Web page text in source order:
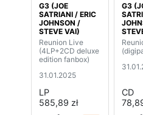
G3 (JOE
SATRIANI / ERIC
JOHNSON /
STEVE VAI)
Reunion Live
(4LP+2CD deluxe
edition fanbox)
31.01.2025
LP
585,89 zł
G3
CD